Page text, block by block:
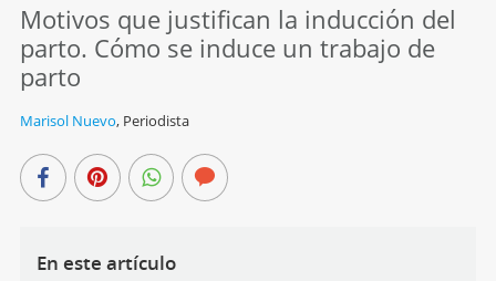
Motivos que justifican la inducción del
parto. Cómo se induce un trabajo de
parto
Marisol Nuevo, Periodista
En este artículo